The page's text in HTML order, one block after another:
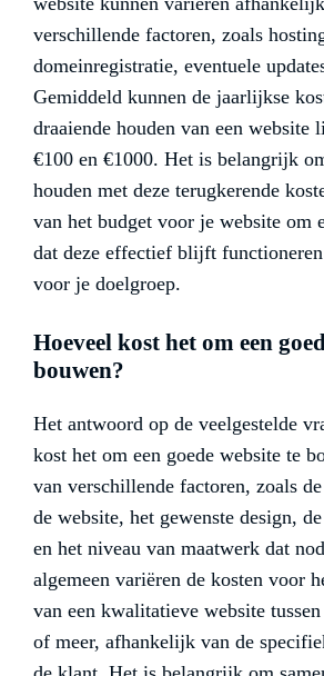
verschillende factoren, zoals
domeinregistratie, eventuele
Gemiddeld kunnen de jaarlijkse
draaiende houden van een website
€100 en €1000. Het is belangrijk
houden met deze terugkerende
van het budget voor je website om
dat deze effectief blijft
voor je doelgroep.
Hoeveel kost het om een
bouwen?
Het antwoord op de veelgestelde
kost het om een goede website te
van verschillende factoren, zoals
de website, het gewenste design,
en het niveau van maatwerk dat
algemeen variëren de kosten voor
van een kwalitatieve website
of meer, afhankelijk van de